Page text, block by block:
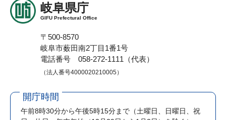
岐阜県庁
GIFU Prefectural Office
〒500-8570
岐阜市薮田南2丁目1番1号
電話番号 058-272-1111（代表）
（法人番号4000020210005）
開庁時間
午前8時30分から午後5時15分まで （土曜日、日曜日、祝